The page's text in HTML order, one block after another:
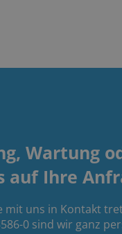
Wartung
auf Ihre
mit uns in Kontakt
0 sind wir ganz